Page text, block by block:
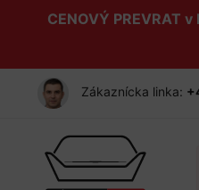
CENOVÝ PREVRAT
Zákaznícka linka: